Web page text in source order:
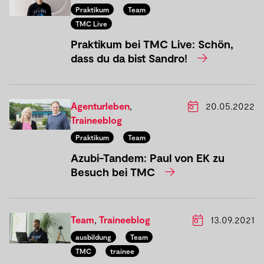
Praktikum
Team
TMC Live
Praktikum bei TMC Live: Schön,
dass du da bist Sandro!
Agenturleben,
Traineeblog
Praktikum Team
20.05.2022
Azubi-Tandem: Paul von EK zu
Besuch bei TMC
Team, Traineeblog
ausbildung
Team
TMC
trainee
13.09.2021